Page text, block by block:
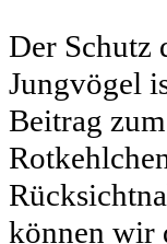
Der Schutz
Jungvögel
Beitrag
können wir